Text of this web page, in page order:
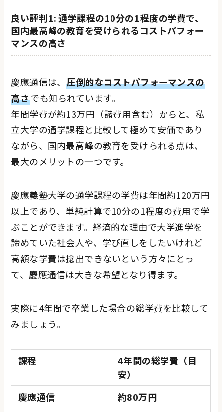
良い評判1: 通学課程の10分の1程度の学費で、
国内最高峰の教育を受けられるコストパフォー
マンスの高さ
慶應通信は、圧倒的なコストパフォーマンスの
高さでも知られています。
年間学費が約13万円（諸費用含む）からと、私
立大学の通学課程と比較して極めて安価であり
ながら、国内最高峰の教育を受けられる点は、
最大のメリットの一つです。
慶應義塾大学の通学課程の学費は年間約120万円
以上であり、単純計算で10分の1程度の費用で学
ぶことができます。経済的な理由で大学進学を
諦めていた社会人や、学び直しをしたいけれど
高額な学費は捻出できないという方々にとっ
て、慶應通信は大きな希望となり得ます。
実際に4年間で卒業した場合の総学費を比較して
みましょう。
課程
4年間の総学費（目
安）
慶應通信
約80万円